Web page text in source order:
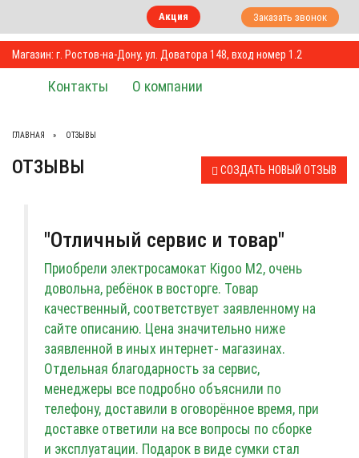
Акция Заказать звонок
Магазин: г. Ростов-на-Дону, ул. Доватора 148, вход номер 1.2
Контакты О компании
ГЛАВНАЯ ОТЗЫВЫ
ОТЗЫВЫ СОЗДАТЬ НОВЫЙ ОТЗЫВ
"Отличный сервис и товар"
Приобрели электросамокат Кigоо М2, очень
довольна, ребёнок в восторге. Товар
качественный, соответствует заявленному на
сайте описанию. Цена значительно ниже
заявленной в иных интернет- магазинах.
Отдельная благодарность за сервис,
менеджеры все подробно объяснили по
телефону, доставили в оговорённое время, при
доставке ответили на все вопросы по сборке
и эксплуатации. Подарок в виде сумки стал